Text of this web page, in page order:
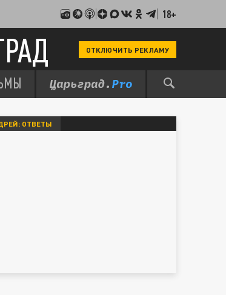
18+
ОТКЛЮЧИТЬ РЕКЛАМУ
ОТВЕТЫ